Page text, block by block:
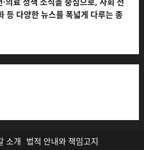
등 다양한 뉴스를 폭넓게 다루는 종
소개 법적 안내와 책임고지